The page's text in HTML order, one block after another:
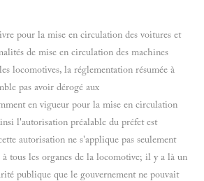
pour la mise en circulation des voitures et
de mise en circulation des machines
locomotives, la réglementation résumée à
pas avoir dérogé aux
en vigueur pour la mise en circulation
l'autorisation préalable du préfet est
autorisation ne s'applique pas seulement
à tous les organes de la locomotive; il y a là un
publique que le gouvernement ne pouvait